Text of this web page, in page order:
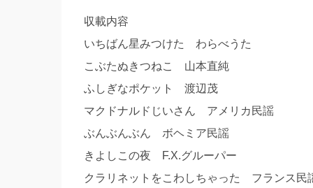
収載内容
いちばん星みつけた わらべうた
こぶたぬきつねこ 山本直純
ふしぎなポケット 渡辺茂
マクドナルドじいさん アメリカ民謡
ぶんぶんぶん ボヘミア民謡
きよしこの夜 F.X.グルーパー
クラリネットをこわしちゃった フランス民